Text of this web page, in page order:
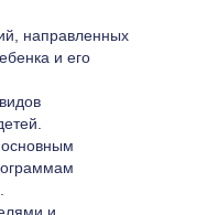
направленных
и его